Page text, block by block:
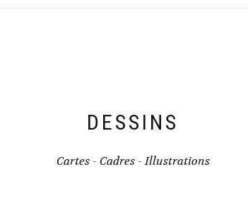
DESSINS
Cartes - Cadres - Illustrations